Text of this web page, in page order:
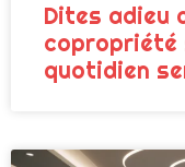
Dites adieu
copropriété
quotidien